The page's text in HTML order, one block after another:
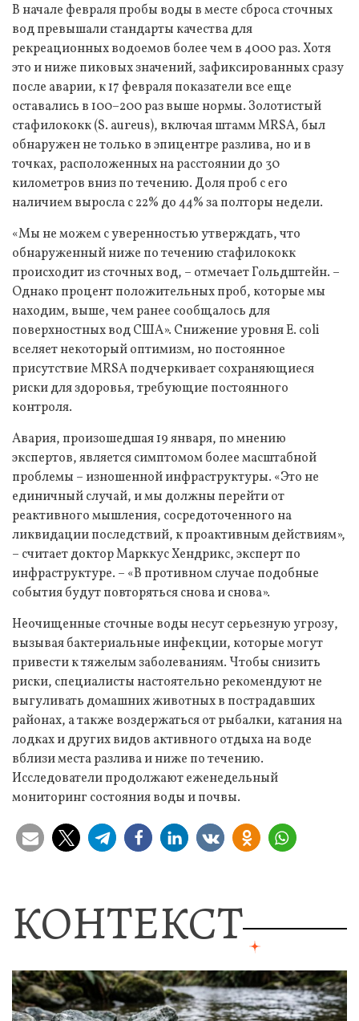
В начале февраля пробы воды в месте сброса сточных
вод превышали стандарты качества для
рекреационных водоемов более чем в 4000 раз. Хотя
это и ниже пиковых значений, зафиксированных сразу
после аварии, к 17 февраля показатели все еще
оставались в 100–200 раз выше нормы. Золотистый
стафилококк (S. aureus), включая штамм MRSA, был
обнаружен не только в эпицентре разлива, но и в
точках, расположенных на расстоянии до 30
километров вниз по течению. Доля проб с его
наличием выросла с 22% до 44% за полторы недели.
«Мы не можем с уверенностью утверждать, что
обнаруженный ниже по течению стафилококк
происходит из сточных вод, – отмечает Гольдштейн. –
Однако процент положительных проб, которые мы
находим, выше, чем ранее сообщалось для
поверхностных вод США». Снижение уровня E. coli
вселяет некоторый оптимизм, но постоянное
присутствие MRSA подчеркивает сохраняющиеся
риски для здоровья, требующие постоянного
контроля.
Авария, произошедшая 19 января, по мнению
экспертов, является симптомом более масштабной
проблемы – изношенной инфраструктуры. «Это не
единичный случай, и мы должны перейти от
реактивного мышления, сосредоточенного на
ликвидации последствий, к проактивным действиям»,
– считает доктор Марккус Хендрикс, эксперт по
инфраструктуре. – «В противном случае подобные
события будут повторяться снова и снова».
Неочищенные сточные воды несут серьезную угрозу,
вызывая бактериальные инфекции, которые могут
привести к тяжелым заболеваниям. Чтобы снизить
риски, специалисты настоятельно рекомендуют не
выгуливать домашних животных в пострадавших
районах, а также воздержаться от рыбалки, катания на
лодках и других видов активного отдыха на воде
вблизи места разлива и ниже по течению.
Исследователи продолжают еженедельный
мониторинг состояния воды и почвы.
КОНТЕКСТ